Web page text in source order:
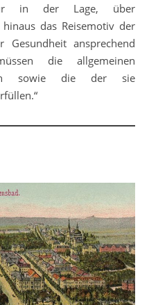
in der Lage, über
das Reisemotiv der
ansprechend
die allgemeinen
sowie die der sie